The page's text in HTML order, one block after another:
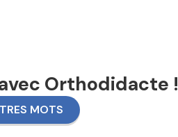
Orthodidacte !
MOTS